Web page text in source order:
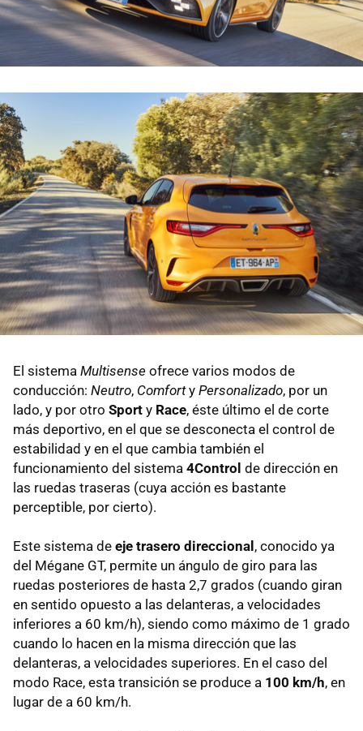
El sistema Multisense ofrece varios modos de
conducción: Neutro, Comforty Personalizado, por un
lado, y por otro Sport y Race, éste último el de corte
más deportivo, en el que se desconecta el control de
estabilidad y en el que cambia también el
funcionamiento del sistema 4Control de dirección en
las ruedas traseras (cuya acción es bastante
perceptible, por cierto).
Este sistema de eje trasero direccional, conocido ya
del Mégane GT, permite un ángulo de giro para las
ruedas posteriores de hasta 2,7 grados (cuando giran
en sentido opuesto a las delanteras, a velocidades
inferiores a 60 km/h), siendo como máximo de 1 grado
cuando lo hacen en la misma dirección que las
delanteras, a velocidades superiores. En el caso del
modo Race, esta transición se produce a 100 km/h, en
lugar de a 60 km/h.